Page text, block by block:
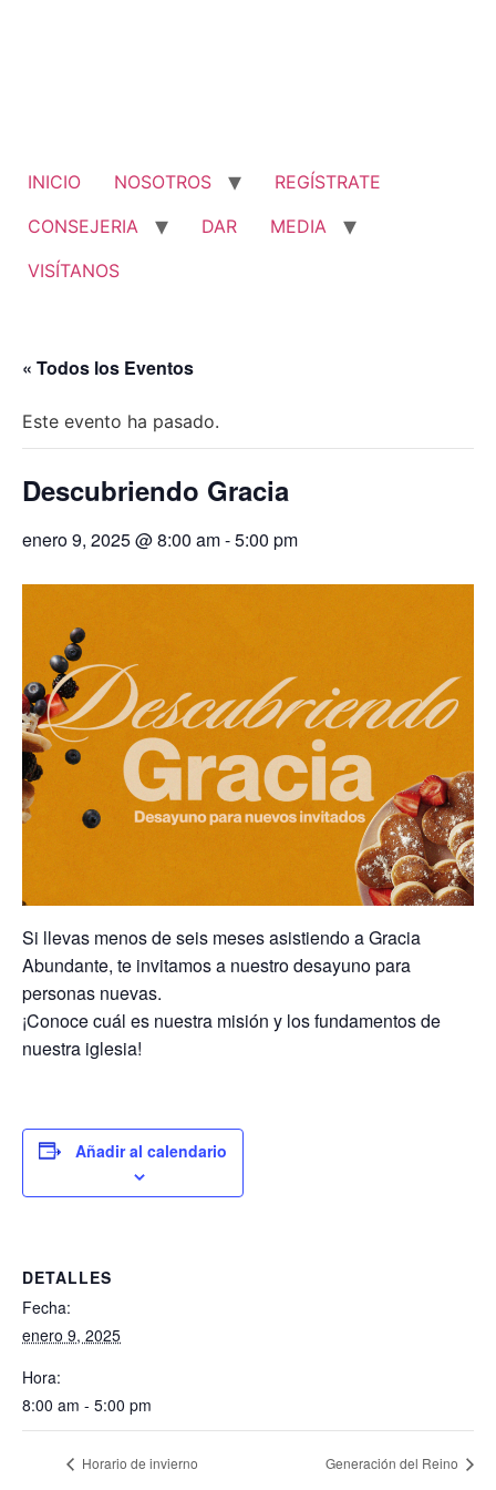
INICIO NOSOTROS
REGÍSTRATE
CONSEJERIA
DAR
MEDIA
VISÍTANOS
« Todos los Eventos
Este evento ha pasado.
Descubriendo Gracia
enero 9, 2025 @ 8:00 am-5:00 pm
Si llevas menos de seis meses asistiendo a Gracia
Abundante, te invitamos a nuestro desayuno para
personas nuevas.
¡Conoce cuál es nuestra misión y los fundamentos de
nuestra iglesia!
Añadir al calendario
DETALLES
Fecha:
enero 9, 2025
Hora:
8:00 am - 5:00 pm
Horario de invierno Generación del Reino